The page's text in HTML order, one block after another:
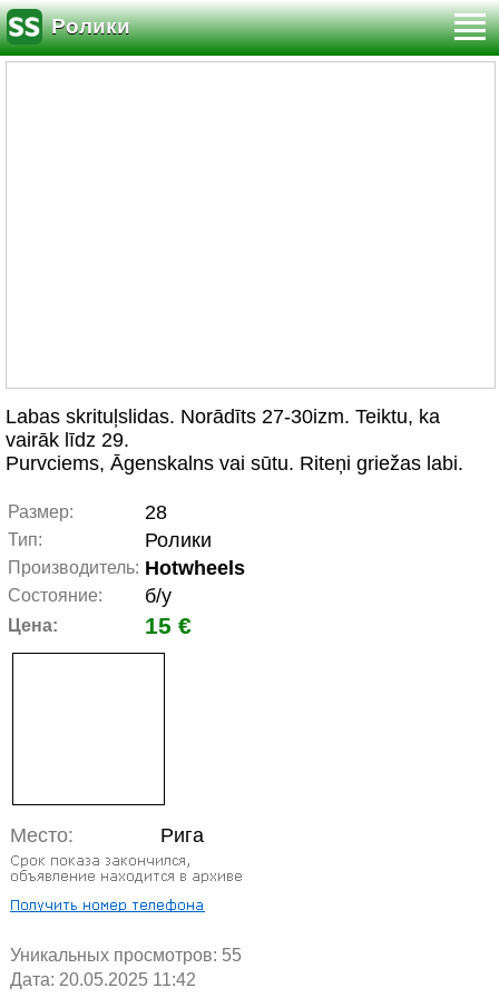
Ролики
Labas skrituļslidas. Norādīts 27-30izm. Teiktu, ka
vairāk līdz 29.
Purvciems, Āgenskalns vai sūtu. Riteņi griežas labi.
Размер: 28
Тип: Ролики
Производитель: Hotwheels
Состояние: б/у
Цена: 15 €
Место: Рига
Уникальных просмотров: 55
Дата: 20.05.2025 11:42